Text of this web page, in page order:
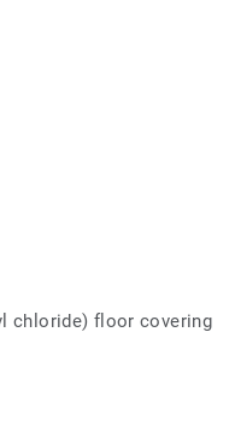
向性的走廊，还是需
面解决方案。iQ
能，也能够创造出提高
chloride) floor covering